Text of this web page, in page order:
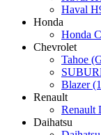
Haval
Honda
Honda
Chevrolet
Tahoe
Blazer
Renault
Renault
Daihatsu